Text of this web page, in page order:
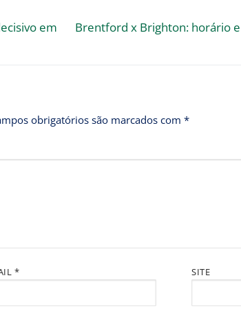
em
Brentford x Brighton: horário
obrigatórios são marcados com *
* SITE